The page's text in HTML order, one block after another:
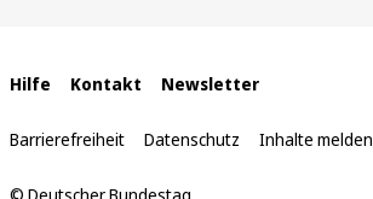
Interne
Links
Hilfe Kontakt Newsletter
Barrierefreiheit Datenschutz Inhalte melden